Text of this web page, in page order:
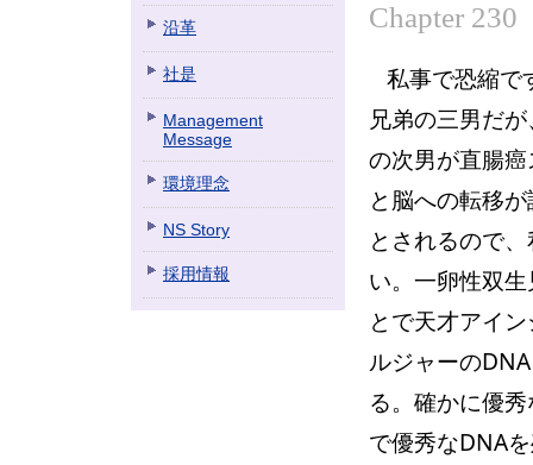
沿革
社是
Management
Message
環境理念
NS Story
採用情報
Chapter 230
私事で恐縮で
兄弟の三男だ
の次男が直腸
と脳への転移
とされるので
い。一卵性双
とで天才アイ
ルジャーの
る。確かに優
で優秀なDNA